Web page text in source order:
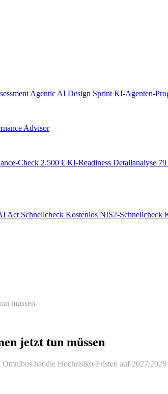
Agentic AI Design Sprint KI-Agenten-
Advisor
Check 2.500 € KI-Readiness Detailanalyse
Act Schnellcheck Kostenlos NIS2-Schnellcheck
müssen
jetzt tun müssen
hat die Hochrisiko-Fristen auf 2027/